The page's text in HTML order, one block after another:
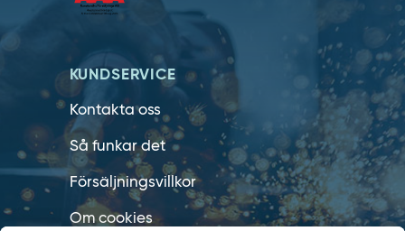
KUNDSERVICE
Kontakta oss
Så funkar det
Försäljningsvillkor
Om cookies